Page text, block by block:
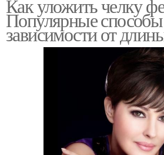
Как уложить челку
Популярные
зависимости от